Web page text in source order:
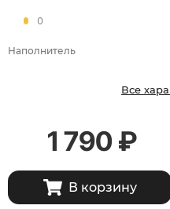
Наполнитель
Все
1 790 ₽
В корзину